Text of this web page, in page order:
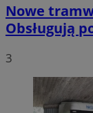
Nowe
Obsługują
3